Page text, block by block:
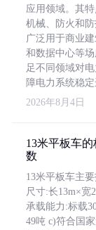
应用领域。其特
机械、防火和防
广泛用于商业
和数据中心等
足不同领域对
障电力系统稳定
2026年8月4日
13米平板车
数
13米平板车主
尺寸:长13m×宽
承载能力:标载
49吨 c)符合国